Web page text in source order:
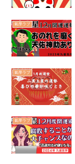
氣學ラブ
氣學ラブ
氣學ラブ